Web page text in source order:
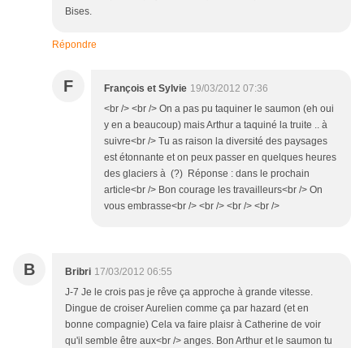
Bises.
Répondre
F François et Sylvie 19/03/2012 07:36
<br /> <br /> On a pas pu taquiner le saumon (eh oui
y en a beaucoup) mais Arthur a taquiné la truite .. à
suivre<br /> Tu as raison la diversité des paysages
est étonnante et on peux passer en quelques heures
des glaciers à (?) Réponse : dans le prochain
article<br /> Bon courage les travailleurs<br /> On
vous embrasse<br /> <br /> <br /> <br />
B Bribri 17/03/2012 06:55
J-7 Je le crois pas je rêve ça approche à grande vitesse.
Dingue de croiser Aurelien comme ça par hazard (et en
bonne compagnie) Cela va faire plaisr à Catherine de voir
qu'il semble être aux<br /> anges. Bon Arthur et le saumon tu